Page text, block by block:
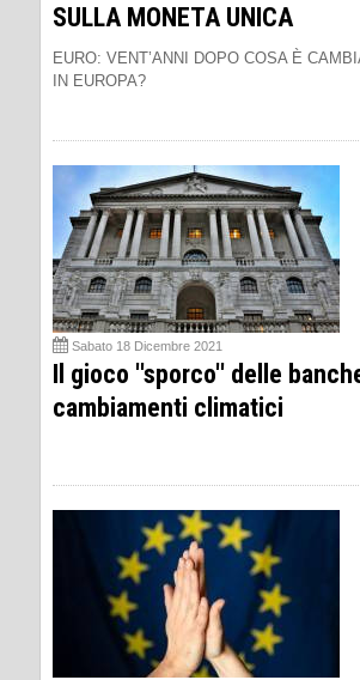
SULLA MONETA UNICA
EURO: VENT’ANNI DOPO COSA È
IN EUROPA?
Sabato 18 Dicembre 2021
Il gioco ''sporco'' delle
cambiamenti climatici